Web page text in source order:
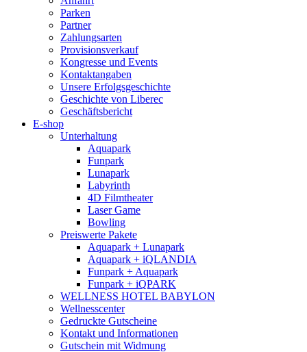
Parken
Partner
Zahlungsarten
Provisionsverkauf
Kongresse und Events
Kontaktangaben
Unsere Erfolgsgeschichte
Geschichte von Liberec
Geschäftsbericht
E-shop
Unterhaltung
Aquapark
Funpark
Lunapark
Labyrinth
4D Filmtheater
Laser Game
Bowling
Preiswerte Pakete
Aquapark + Lunapark
Aquapark + iQLANDIA
Funpark + Aquapark
Funpark + iQPARK
WELLNESS HOTEL BABYLON
Wellnesscenter
Gedruckte Gutscheine
Kontakt und Informationen
Gutschein mit Widmung